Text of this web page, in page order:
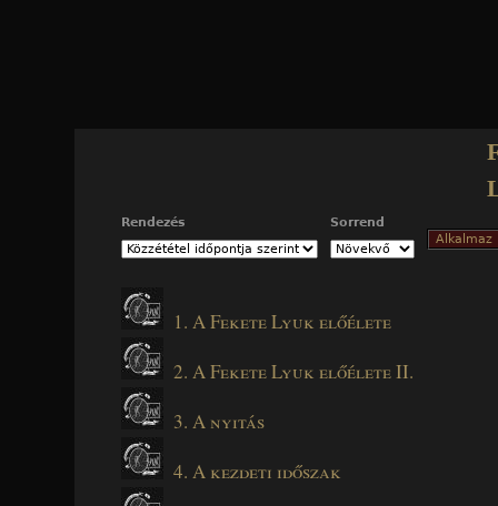
Rendezés Sorrend
1. A Fekete Lyuk előélete
2. A Fekete Lyuk előélete II.
3. A nyitás
4. A kezdeti időszak